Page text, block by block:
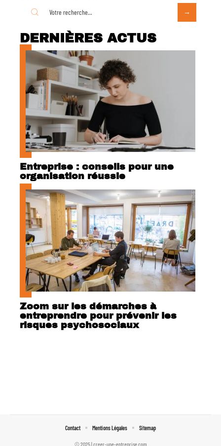
DERNIÈRES ACTUS
Entreprise : conseils pour une
organisation réussie
Zoom sur les démarches à
entreprendre pour prévenir les
risques psychosociaux
© 2025 | creer-une-entreprise.com
Contact Mentions Légales Sitemap